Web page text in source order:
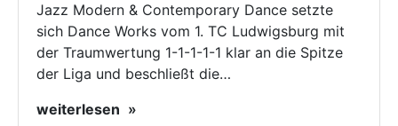
Jazz Modern & Contemporary Dance setzte
sich Dance Works vom 1. TC Ludwigsburg mit
der Traumwertung 1-1-1-1-1 klar an die Spitze
der Liga und beschließt die…
weiterlesen